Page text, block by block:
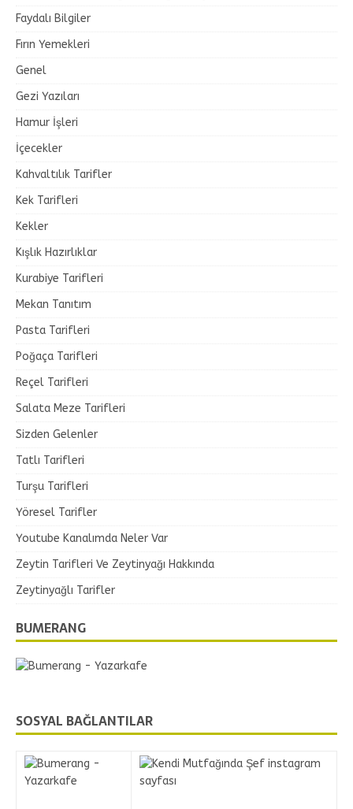
Faydalı Bilgiler
Fırın Yemekleri
Genel
Gezi Yazıları
Hamur İşleri
İçecekler
Kahvaltılık Tarifler
Kek Tarifleri
Kekler
Kışlık Hazırlıklar
Kurabiye Tarifleri
Mekan Tanıtım
Pasta Tarifleri
Poğaça Tarifleri
Reçel Tarifleri
Salata Meze Tarifleri
Sizden Gelenler
Tatlı Tarifleri
Turşu Tarifleri
Yöresel Tarifler
Youtube Kanalımda Neler Var
Zeytin Tarifleri Ve Zeytinyağı Hakkında
Zeytinyağlı Tarifler
BUMERANG
SOSYAL BAĞLANTILAR